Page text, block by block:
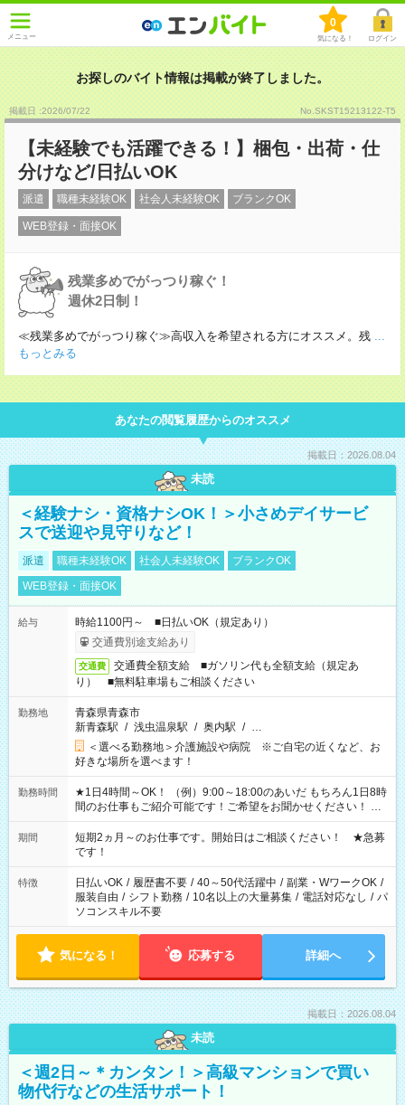
メニュー
0
気になる！ ログイン
お探しのバイト情報は掲載が終了しました。
掲載日 :2026/07/22 No.SKST15213122-T5
【未経験でも活躍できる！】梱包・出荷・仕
分けなど/日払いOK
派遣 職種未経験OK 社会人未経験OK ブランクOK
WEB登録・面接OK
残業多めでがっつり稼ぐ！
週休2日制！
≪残業多めでがっつり稼ぐ≫高収入を希望される方にオススメ。残 ...
もっとみる
あなたの閲覧履歴からのオススメ
掲載日：2026.08.04
未読
＜経験ナシ・資格ナシOK！＞小さめデイサービ
スで送迎や見守りなど！
派遣 職種未経験OK 社会人未経験OK
ブランクOK
WEB登録・面接OK
給与
時給1100円～ ■日払いOK（規定あり）
交通費別途支給あり
交通費
交通費全額支給 ■ガソリン代も全額支給（規定あ
り） ■無料駐車場もご相談ください
勤務地
青森県青森市
新青森駅 / 浅虫温泉駅 / 奥内駅 / …
＜選べる勤務地＞介護施設や病院 ※ご自宅の近くなど、お
好きな場所を選べます！
勤務時間
★1日4時間～OK！ （例）9:00～18:00のあいだ もちろん1日8時
間のお仕事もご紹介可能です！ご希望をお聞かせください！ ★
家庭の都合でお休みが必要な場合も遠慮なくご相談ください。
※週最低15時間以上の勤務が必要です
期間
短期2ヵ月～のお仕事です。開始日はご相談ください！ ★急募
です！
特徴 日払いOK / 履歴書不要 / 40～50代活躍中 / 副業・WワークOK /
服装自由 / シフト勤務 / 10名以上の大量募集 / 電話対応なし / パ
ソコンスキル不要
気になる！ 応募する 詳細へ
掲載日：2026.08.04
未読
＜週2日～＊カンタン！＞高級マンションで買い
物代行などの生活サポート！